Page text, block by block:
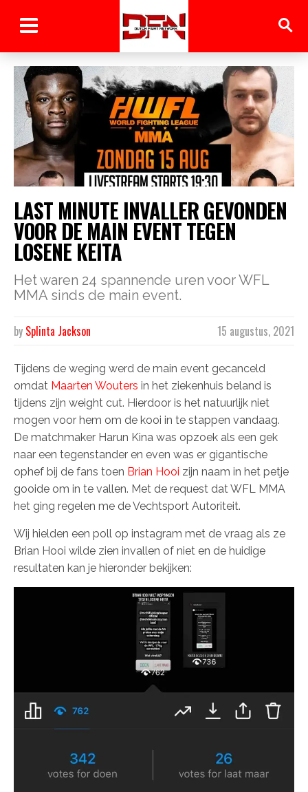
LAST MINUTE INVALLER GEVONDEN
VOOR DE MAIN EVENT TEGEN
LOSENE KEITA
Het waren 24 spannende uren voor WFL
MMA sinds de main event.
15 augustus, 2021
by Splinta Jackson
Tijdens de weging werd de main event gecanceld
omdat Maarten Wouters in het ziekenhuis beland is
tijdens zijn weight cut. Hierdoor is het natuurlijk niet
mogen voor hem om de kooi in te stappen vandaag.
De matchmaker Harun Kina was opzoek als een gek
naar een tegenstander en even was er gigantische
ophef bij de fans toen Brian Hooi zijn naam in het petje
gooide om in te vallen. Met de request dat WFL MMA
het ging regelen me de Vechtsport Autoriteit.
Wij hielden een poll op instagram met de vraag als ze
Brian Hooi wilde zien invallen of niet en de huidige
resultaten kan je hieronder bekijken: